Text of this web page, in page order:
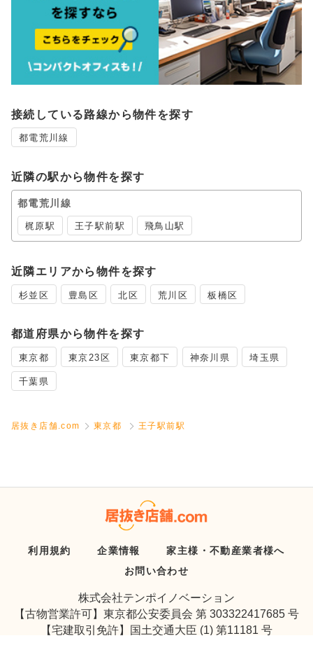
接続している路線から物件を探す
都電荒川線
近隣の駅から物件を探す
都電荒川線
梶原駅 王子駅前駅 飛鳥山駅
近隣エリアから物件を探す
杉並区 豊島区 北区 荒川区 板橋区
都道府県から物件を探す
東京都 東京23区 東京都下 神奈川県 埼玉県
千葉県
居抜き店舗.com 東京都 王子駅前駅
利用規約 企業情報
家主様・不動産業者様へ
お問い合わせ
株式会社テンポイノベーション
【古物営業許可】東京都公安委員会 第 303322417685 号
【宅建取引免許】国土交通大臣 (1) 第11181 号